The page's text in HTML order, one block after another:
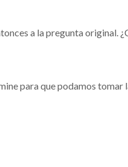
a la pregunta original.
para que podamos tomar